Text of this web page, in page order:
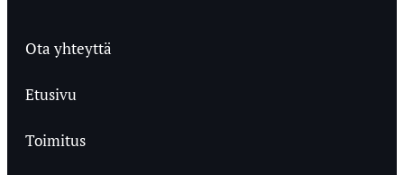
Ota yhteyttä
Etusivu
Toimitus